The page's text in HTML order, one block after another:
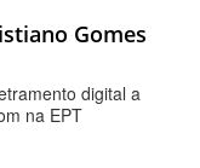
Gomes
digital a
na EPT